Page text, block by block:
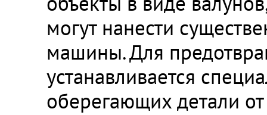
могут нанести
машины. Для
устанавливается
оберегающих детали